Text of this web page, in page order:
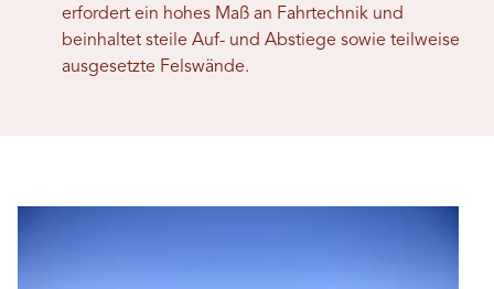
erfordert ein hohes Maß an Fahrtechnik und
beinhaltet steile Auf- und Abstiege sowie teilweise
ausgesetzte Felswände.